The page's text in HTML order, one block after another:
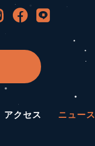
アクセス ニュース